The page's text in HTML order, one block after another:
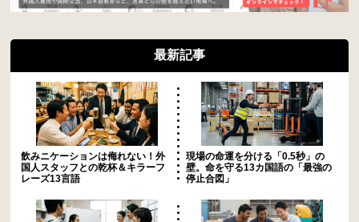
最新記事
飲みニケーションは侮れない！外
国人スタッフとの乾杯＆キラーフ
レーズ13言語
現場の命運を分ける「0.5秒」の
壁。命を守る13カ国語の「最強の
停止合図」